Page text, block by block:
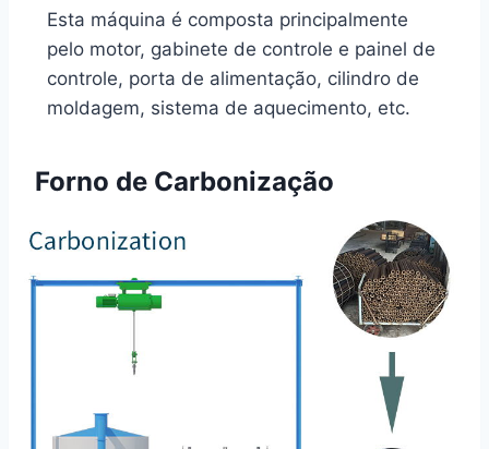
Esta máquina é composta principalmente
pelo motor, gabinete de controle e painel de
controle, porta de alimentação, cilindro de
moldagem, sistema de aquecimento, etc.
Forno de Carbonização